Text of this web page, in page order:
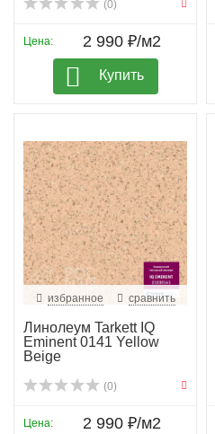
(0)
Цена: 2 990 ₽/м2
Купить
избранное сравнить
Линолеум Tarkett IQ
Eminent 0141 Yellow
Beige
(0)
Цена: 2 990 ₽/м2